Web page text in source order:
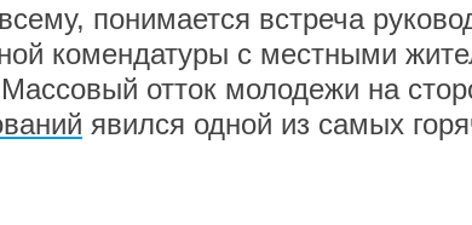
понимается встреча
комендатуры с местными
отток молодежи на
явился одной из самых